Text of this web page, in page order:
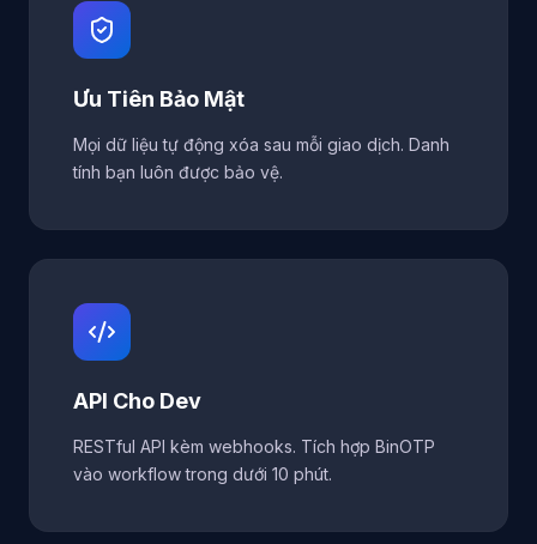
Ưu Tiên Bảo Mật
Mọi dữ liệu tự động xóa sau mỗi giao dịch. Danh
tính bạn luôn được bảo vệ.
API Cho Dev
RESTful API kèm webhooks. Tích hợp BinOTP
vào workflow trong dưới 10 phút.